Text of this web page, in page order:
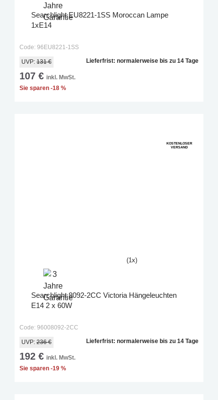
Searchlight EU8221-1SS Moroccan Lampe
1xE14
Code: 96EU8221-1SS
UVP: 131 €
107 € inkl. MwSt.
Sie sparen -18 %
Lieferfrist: normalerweise bis zu 14 Tage
KOSTENLOSER
VERSAND
(1x)
Searchlight 8092-2CC Victoria Hängeleuchten
E14 2 x 60W
Code: 96008092-2CC
UVP: 236 €
192 € inkl. MwSt.
Sie sparen -19 %
Lieferfrist: normalerweise bis zu 14 Tage